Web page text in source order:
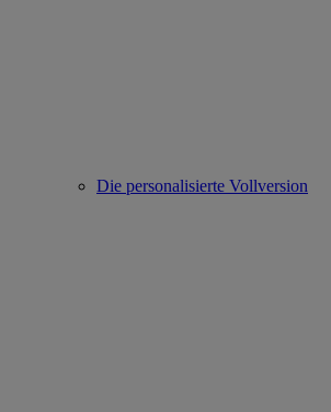
Die personalisierte Vollversion